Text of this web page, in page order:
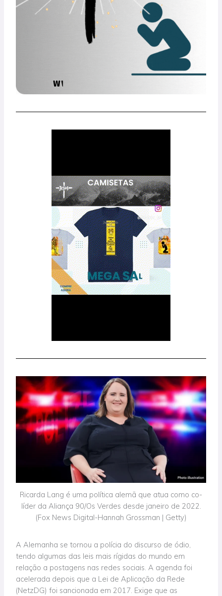
Ricarda Lang é uma política alemã que atua como co-
líder da Aliança 90/Os Verdes desde janeiro de 2022.
(Fox News Digital-Hannah Grossman | Getty)
A Alemanha se tornou a polícia do discurso de ódio,
tendo algumas das leis mais rígidas do mundo em
relação a postagens nas redes sociais. A agenda foi
acelerada depois que a Lei de Aplicação da Rede
(NetzDG) foi sancionada em 2017. Exige que as